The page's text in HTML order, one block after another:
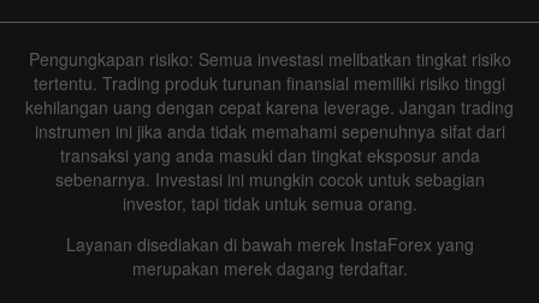
Pengungkapan risiko: Semua investasi melibatkan tingkat risiko
tertentu. Trading produk turunan finansial memiliki risiko tinggi
kehilangan uang dengan cepat karena leverage. Jangan trading
instrumen ini jika anda tidak memahami sepenuhnya sifat dari
transaksi yang anda masuki dan tingkat eksposur anda
sebenarnya. Investasi ini mungkin cocok untuk sebagian
investor, tapi tidak untuk semua orang.
Layanan disediakan di bawah merek InstaForex yang
merupakan merek dagang terdaftar.